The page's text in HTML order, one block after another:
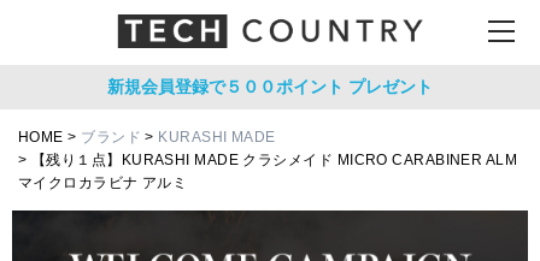
新規会員登録で５００ポイント プレゼント
HOME ブランド
KURASHI MADE
【残り１点】KURASHI MADE クラシメイド MICRO CARABINER ALM
マイクロカラビナ アルミ